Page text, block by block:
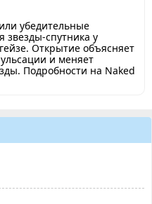
убедительные
звезды-спутника у
Открытие объясняет
и меняет
Подробности на Naked